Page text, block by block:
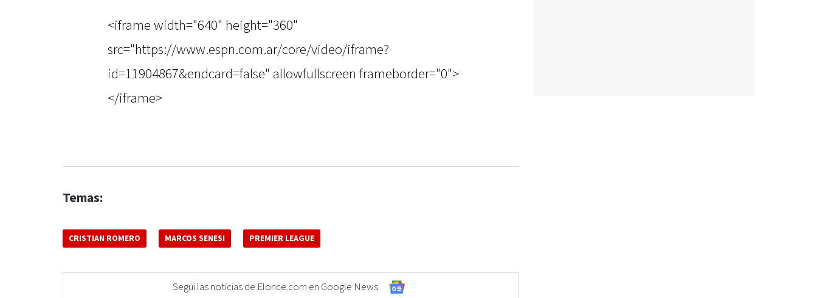
<iframe width="640" height="360"
src="https://www.espn.com.ar/core/video/iframe?
id=11904867&endcard=false" allowfullscreen frameborder="0">
</iframe>
Temas:
CRISTIAN ROMERO MARCOS SENESI PREMIER LEAGUE
Seguí las noticias de Elonce.com en Google News